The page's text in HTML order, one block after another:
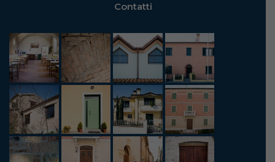
Contatti